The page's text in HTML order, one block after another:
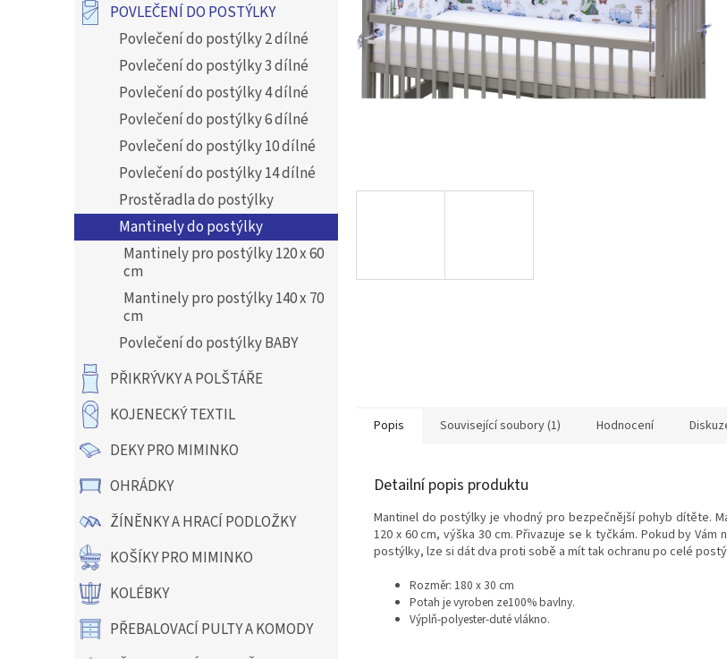
n
POVLEČENÍ DO POSTÝLKY
Povlečení do postýlky 2 dílné
Povlečení do postýlky 3 dílné
Povlečení do postýlky 4 dílné
Povlečení do postýlky 6 dílné
Povlečení do postýlky 10 dílné
Povlečení do postýlky 14 dílné
Prostěradla do postýlky
Mantinely do postýlky
Mantinely pro postýlky 120 x 60
cm
Mantinely pro postýlky 140 x 70
cm
Povlečení do postýlky BABY
PŘIKRÝVKY A POLŠTÁŘE
KOJENECKÝ TEXTIL
DEKY PRO MIMINKO
OHRÁDKY
ŽÍNĚNKY A HRACÍ PODLOŽKY
KOŠÍKY PRO MIMINKO
KOLÉBKY
PŘEBALOVACÍ PULTY A KOMODY
Popis Související soubory (1) Hodnocení
Detailní popis produktu
Mantinel do postýlky je vhodný pro bezpečnější pohyb dítěte.
120 x 60 cm, výška 30 cm. Přivazuje se k tyčkám. Pokud by Vám
postýlky, lze si dát dva proti sobě a mít tak ochranu po celé
Rozměr: 180 x 30 cm
Potah je vyroben ze100% bavlny.
Výplň-polyester-duté vlákno.